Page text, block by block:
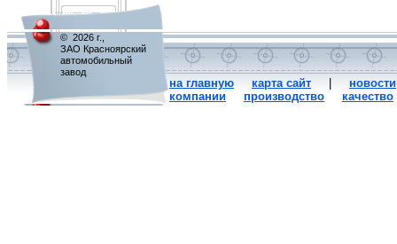
© 2026 г.,
ЗАО Красноярский
автомобильный
завод
на главную карта сайт
новости
компании
производство качество